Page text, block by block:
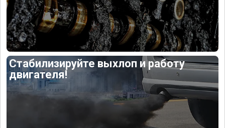
Стабилизируйте выхлоп и работу
двигателя!